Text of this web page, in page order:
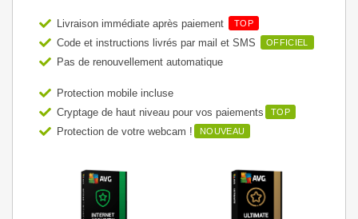
Livraison immédiate après paiement TOP
Code et instructions livrés par mail et SMS OFFICIEL
Pas de renouvellement automatique
Protection mobile incluse
Cryptage de haut niveau pour vos paiements
TOP
Protection de votre webcam ! NOUVEAU